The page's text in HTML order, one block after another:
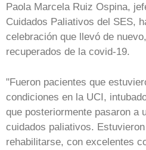
Paola Marcela Ruiz Ospina,
Cuidados Paliativos del SES,
celebración que llevó de
recuperados de la covid-19.
"Fueron pacientes que
condiciones en la UCI,
que posteriormente pasaron a
cuidados paliativos.
rehabilitarse, con excelentes